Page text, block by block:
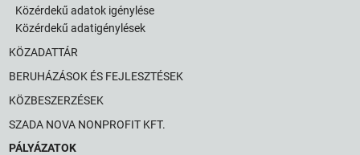
Közérdekű adatok igénylése
Közérdekű adatigénylések
KÖZADATTÁR
BERUHÁZÁSOK ÉS FEJLESZTÉSEK
KÖZBESZERZÉSEK
SZADA NOVA NONPROFIT KFT.
PÁLYÁZATOK